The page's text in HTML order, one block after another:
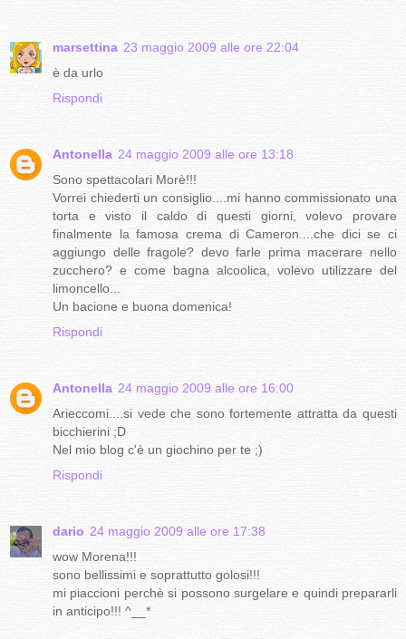
marsettina 23 maggio 2009 alle ore 22:04
è da urlo
Rispondi
Antonella 24 maggio 2009 alle ore 13:18
Sono spettacolari Morè!!!
Vorrei chiederti un consiglio....mi hanno commissionato una
torta e visto il caldo di questi giorni, volevo provare
finalmente la famosa crema di Cameron....che dici se ci
aggiungo delle fragole? devo farle prima macerare nello
zucchero? e come bagna alcoolica, volevo utilizzare del
limoncello...
Un bacione e buona domenica!
Rispondi
Antonella 24 maggio 2009 alle ore 16:00
Arieccomi....si vede che sono fortemente attratta da questi
bicchierini ;D
Nel mio blog c'è un giochino per te ;)
Rispondi
dario 24 maggio 2009 alle ore 17:38
wow Morena!!!
sono bellissimi e soprattutto golosi!!!
mi piaccioni perchè si possono surgelare e quindi prepararli
in anticipo!!! ^__*